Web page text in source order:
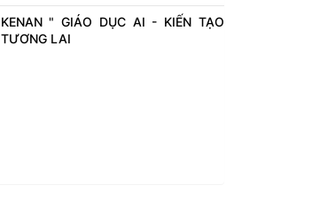
KENAN " GIÁO DỤC AI - KIẾN TẠO
TƯƠNG LAI